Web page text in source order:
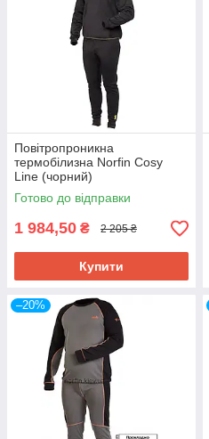
Повітропроникна
термобілизна Norfin Cosy
Line (чорний)
Готово до відправки
1 984,50 ₴ 2 205 ₴
Купити
–20%